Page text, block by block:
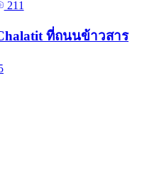
211
ที่ถนนข้าวสาร